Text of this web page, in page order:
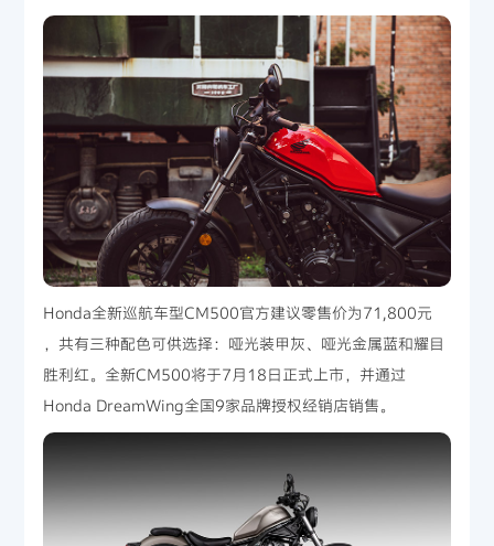
Honda全新巡航车型CM500官方建议零售价为71,800元
，共有三种配色可供选择：哑光装甲灰、哑光金属蓝和耀目
胜利红。全新CM500将于7月18日正式上市，并通过
Honda DreamWing全国9家品牌授权经销店销售。